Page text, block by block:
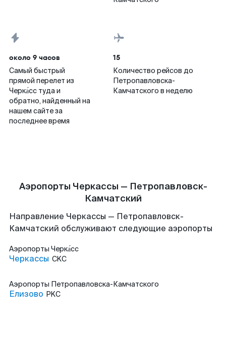
около 9 часов
Самый быстрый
прямой перелет из
Черка́сс туда и
обратно, найденный на
нашем сайте за
последнее время
15
Количество рейсов до
Петропавловска-
Камчатского в неделю
Аэропорты Черкассы — Петропавловск-
Камчатский
Направление Черкассы — Петропавловск-
Камчатский обслуживают следующие аэропорты
Аэропорты Черка́сс
Черкассы CKC
Аэропорты Петропавловска-Камчатского
Елизово PKC